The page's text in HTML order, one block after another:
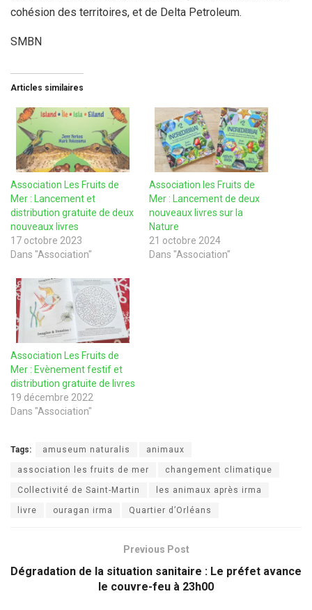
cohésion des territoires, et de Delta Petroleum.
SMBN
Articles similaires
Association Les Fruits de
Mer : Lancement et
distribution gratuite de deux
nouveaux livres
17 octobre 2023
Dans "Association"
Association les Fruits de
Mer : Lancement de deux
nouveaux livres sur la
Nature
21 octobre 2024
Dans "Association"
Association Les Fruits de
Mer : Evènement festif et
distribution gratuite de livres
19 décembre 2022
Dans "Association"
Tags: amuseum naturalis animaux
association les fruits de mer changement climatique
Collectivité de Saint-Martin les animaux après irma
livre ouragan irma Quartier d’Orléans
Previous Post
Dégradation de la situation sanitaire : Le préfet avance
le couvre-feu à 23h00